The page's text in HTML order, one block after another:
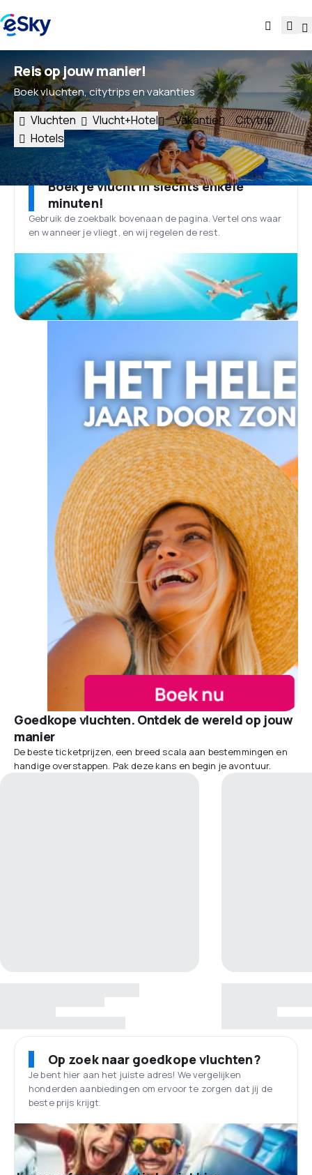
Reis op jouw manier!
Boek vluchten, citytrips en vakanties
Vluchten Vlucht+Hotel Vakantie
Citytrip
Hotels
Boek je vlucht in slechts enkele
minuten!
Gebruik de zoekbalk bovenaan de pagina. Vertel ons waar
en wanneer je vliegt, en wij regelen de rest.
Goedkope vluchten. Ontdek de wereld op jouw
manier
De beste ticketprijzen, een breed scala aan bestemmingen en
handige overstappen. Pak deze kans en begin je avontuur.
Op zoek naar goedkope vluchten?
Je bent hier aan het juiste adres! We vergelijken
honderden aanbiedingen om ervoor te zorgen dat jij de
beste prijs krijgt.